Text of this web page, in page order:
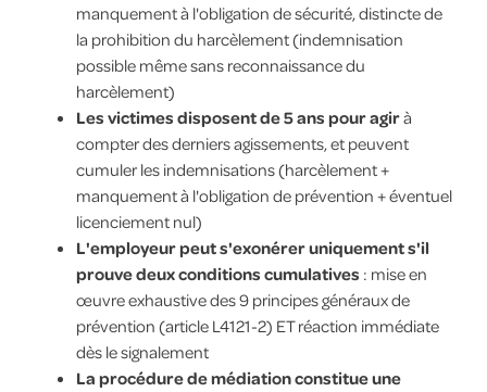
manquement à l'obligation de sécurité, distincte de
la prohibition du harcèlement (indemnisation
possible même sans reconnaissance du
harcèlement)
Les victimes disposent de 5 ans pour agirà
compter des derniers agissements, et peuvent
cumuler les indemnisations (harcèlement +
manquement à l'obligation de prévention + éventuel
licenciement nul)
L'employeur peut s'exonérer uniquement s'il
prouve deux conditions cumulatives : mise en
œuvre exhaustive des 9 principes généraux de
prévention (article L4121-2) ET réaction immédiate
dès le signalement
La procédure de médiation constitue une